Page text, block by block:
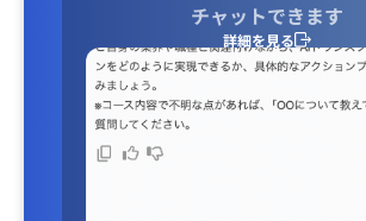
チャットできます
詳細を見る